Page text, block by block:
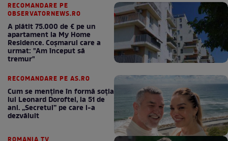
RECOMANDARE PE
OBSERVATORNEWS.RO
A plătit 75.000 de € pe un
apartament la My Home
Residence. Coşmarul care a
urmat: "Am început să
tremur"
RECOMANDARE PE AS.RO
Cum se menţine în formă soţia
lui Leonard Doroftei, la 51 de
ani. „Secretul” pe care l-a
dezvăluit